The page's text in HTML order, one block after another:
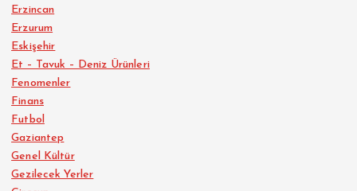
Erzincan
Erzurum
Eskişehir
Et – Tavuk – Deniz Ürünleri
Fenomenler
Finans
Futbol
Gaziantep
Genel Kültür
Gezilecek Yerler